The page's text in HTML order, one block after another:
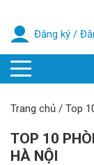
Đăng ký /
Trang chủ / Top
TOP 10
HÀ NỘI